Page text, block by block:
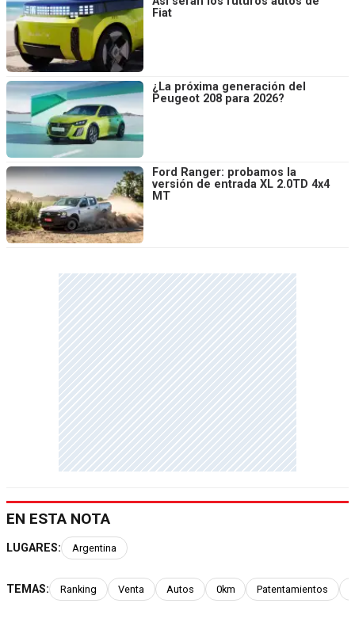
Fiat
¿La próxima generación del
Peugeot 208 para 2026?
Ford Ranger: probamos la
versión de entrada XL 2.0TD 4x4
MT
EN ESTA NOTA
LUGARES: Argentina
TEMAS: Ranking Venta Autos 0km Patentamientos